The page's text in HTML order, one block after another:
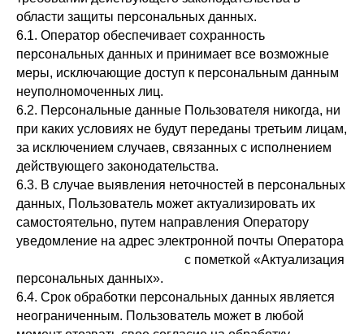
области защиты персональных данных.
6.1. Оператор обеспечивает сохранность
персональных данных и принимает все возможные
меры, исключающие доступ к персональным данным
неуполномоченных лиц.
6.2. Персональные данные Пользователя никогда, ни
при каких условиях не будут переданы третьим лицам,
за исключением случаев, связанных с исполнением
действующего законодательства.
6.3. В случае выявления неточностей в персональных
данных, Пользователь может актуализировать их
самостоятельно, путем направления Оператору
уведомление на адрес электронной почты Оператора
с пометкой «Актуализация
персональных данных».
6.4. Срок обработки персональных данных является
неограниченным. Пользователь может в любой